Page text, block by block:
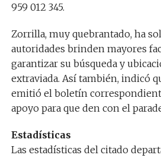
959 012 345.
Zorrilla, muy quebrantado, ha
autoridades brinden mayores
garantizar su búsqueda y
extraviada. Así también, indicó
emitió el boletín
apoyo para que den con el
Estadísticas
Las estadísticas del citado